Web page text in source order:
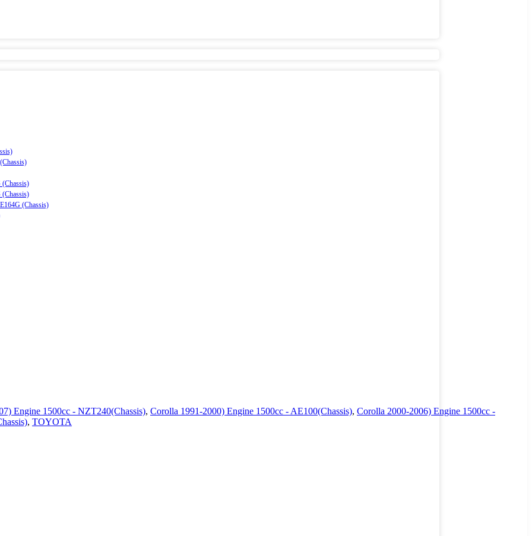
(Chassis)
(Chassis)
(Chassis)
Engine 1500cc - NZT240(Chassis), Corolla 1991-2000) Engine 1500cc - AE100(Chassis), Corolla 2000-2006) Engine 1500cc -
, TOYOTA